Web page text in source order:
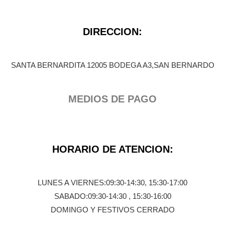
DIRECCION:
SANTA BERNARDITA 12005 BODEGA A3,SAN BERNARDO
MEDIOS DE PAGO
HORARIO DE ATENCION:
LUNES A VIERNES:09:30-14:30, 15:30-17:00
SABADO:09:30-14:30 , 15:30-16:00
DOMINGO Y FESTIVOS CERRADO